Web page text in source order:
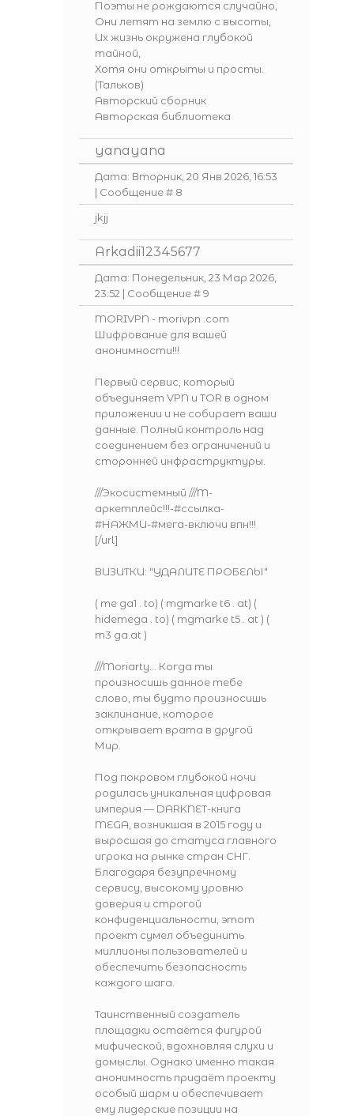
Поэты не рождаются случайно,
Они летят на землю с высоты,
Их жизнь окружена глубокой
тайной,
Хотя они открыты и просты.
(Тальков)
Авторский сборник
Авторская библиотека
yanayana
Дата: Вторник, 20 Янв 2026, 16:53
| Сообщение # 8
jkjj
Arkadii12345677
Дата: Понедельник, 23 Мар 2026,
23:52 | Сообщение #9
MORIVPN - morivpn .com
Шифрование для вашей
анонимности!!!
Первый сервис, который
объединяет VPN и TOR в одном
приложении и не собирает ваши
данные. Полный контроль над
соединением без ограничений и
сторонней инфраструктуры.
///Экосистемный ///M-
аркетплейс!!!-#ссылка-
#НАЖМИ-#мега-включи впн!!!
[/url]
ВИЗИТКИ: "УДАЛИТЕ ПРОБЕЛЫ"
( me ga1 . to) ( mgmarke t6 . at) (
hidemega . to) ( mgmarke t5 . at ) (
m3 ga.at )
///Moriarty... Когда ты
произносишь данное тебе
слово, ты будто произносишь
заклинание, которое
открывает врата в другой
Мир.
Под покровом глубокой ночи
родилась уникальная цифровая
империя — DARKNET-книга
MEGA, возникшая в 2015 году и
выросшая до статуса главного
игрока на рынке стран СНГ.
Благодаря безупречному
сервису, высокому уровню
доверия и строгой
конфиденциальности, этот
проект сумел объединить
миллионы пользователей и
обеспечить безопасность
каждого шага.
Таинственный создатель
площадки остаётся фигурой
мифической, вдохновляя слухи и
домыслы. Однако именно такая
анонимность придаёт проекту
особый шарм и обеспечивает
ему лидерские позиции на